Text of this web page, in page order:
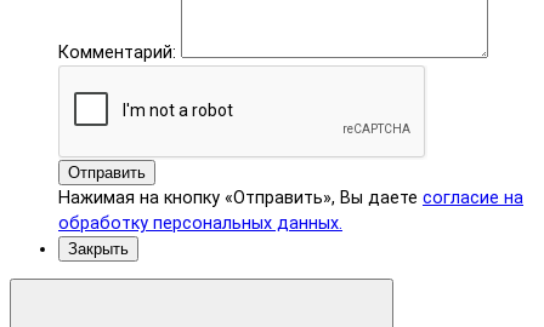
Комментарий:
Отправить
Нажимая на кнопку «Отправить», Вы даете согласие на
обработку персональных данных.
Закрыть